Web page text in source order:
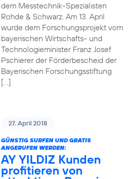
dem Messtechnik-Spezialisten
Rohde & Schwarz. Am 13. April
wurde dem Forschungsprojekt vom
bayerischen Wirtschafts- und
Technologieminister Franz Josef
Pschierer der Förderbescheid der
Bayerischen Forschungsstiftung
[…]
27. April 2018
GÜNSTIG SURFEN UND GRATIS
ANGERUFEN WERDEN:
AY YILDIZ Kunden
profitieren von